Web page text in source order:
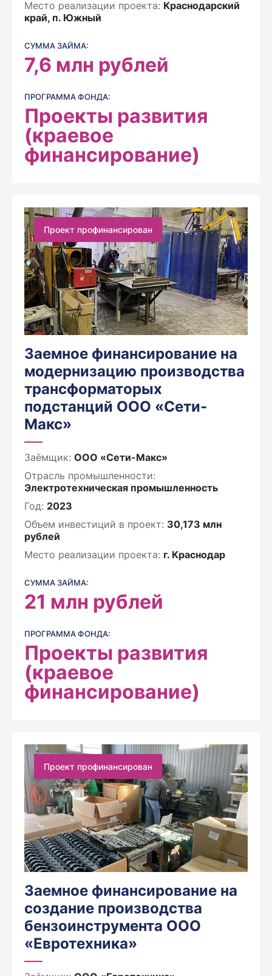
Место реализации проекта: Краснодарский
край, п. Южный
СУММА ЗАЙМА:
7,6 млн рублей
ПРОГРАММА ФОНДА:
Проекты развития
(краевое
финансирование)
Проект профинансирован
Заемное финансирование на
модернизацию производства
трансформаторых
подстанций ООО «Сети-
Макс»
Заёмщик: ООО «Сети-Макс»
Отрасль промышленности:
Электротехническая промышленность
Год: 2023
Объем инвестиций в проект: 30,173 млн
рублей
Место реализации проекта: г. Краснодар
СУММА ЗАЙМА:
21 млн рублей
ПРОГРАММА ФОНДА:
Проекты развития
(краевое
финансирование)
Проект профинансирован
Заемное финансирование на
создание производства
бензоинструмента ООО
«Евротехника»